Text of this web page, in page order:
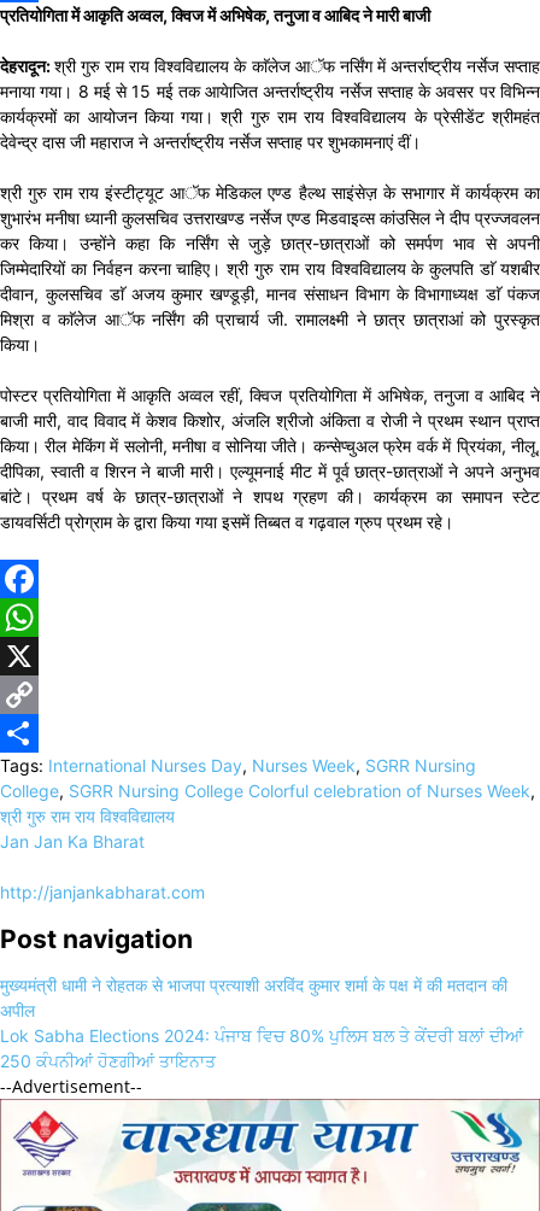
Link
Share
प्रतियोगिता में आकृति अव्वल, क्विज में अभिषेक, तनुजा व आबिद ने मारी बाजी
देहरादून:श्री गुरु राम राय विश्वविद्यालय के काॅलेज आॅफ नर्सिंग में अन्तर्राष्ट्रीय नर्सेज सप्ताह
मनाया गया। 8 मई से 15 मई तक आयेाजित अन्तर्राष्ट्रीय नर्सेज सप्ताह के अवसर पर विभिन्न
कार्यक्रमों का आयोजन किया गया। श्री गुरु राम राय विश्वविद्यालय के प्रेसीडेंट श्रीमहंत
देवेन्द्र दास जी महाराज ने अन्तर्राष्ट्रीय नर्सेज सप्ताह पर शुभकामनाएं दीं।
श्री गुरु राम राय इंस्टीट्यूट आॅफ मेडिकल एण्ड हैल्थ साइंसेज़ के सभागार में कार्यक्रम का
शुभारंभ मनीषा ध्यानी कुलसचिव उत्तराखण्ड नर्सेज एण्ड मिडवाइव्स कांउसिल ने दीप प्रज्जवलन
कर किया। उन्होंने कहा कि नर्सिंग से जुड़े छात्र-छात्राओं को समर्पण भाव से अपनी
जिम्मेदारियों का निर्वहन करना चाहिए। श्री गुरु राम राय विश्वविद्यालय के कुलपति डाॅ यशबीर
दीवान, कुलसचिव डाॅ अजय कुमार खण्डूड़ी, मानव संसाधन विभाग के विभागाध्यक्ष डाॅ पंकज
मिश्रा व काॅलेज आॅफ नर्सिंग की प्राचार्य जी. रामालक्ष्मी ने छात्र छात्राआं को पुरस्कृत
किया।
पोस्टर प्रतियोगिता में आकृति अव्वल रहीं, क्विज प्रतियोगिता में अभिषेक, तनुजा व आबिद ने
बाजी मारी, वाद विवाद में केशव किशोर, अंजलि श्रीजो अंकिता व रोजी ने प्रथम स्थान प्राप्त
किया। रील मेकिंग में सलोनी, मनीषा व सोनिया जीते। कन्सेप्चुअल फ्रेम वर्क में प्रियंका, नीलू,
दीपिका, स्वाती व शिरन ने बाजी मारी। एल्यूमनाई मीट में पूर्व छात्र-छात्राओं ने अपने अनुभव
बांटे। प्रथम वर्ष के छात्र-छात्राओं ने शपथ ग्रहण की। कार्यक्रम का समापन स्टेट
डायवर्सिटी प्रोग्राम के द्वारा किया गया इसमें तिब्बत व गढ़वाल ग्रुप प्रथम रहे।
Facebook
WhatsApp
X
Copy
Link
Share
Tags: International Nurses Day, Nurses Week, SGRR Nursing
College, SGRR Nursing College Colorful celebration of Nurses Week,
श्री गुरु राम राय विश्वविद्यालय
Jan Jan Ka Bharat
http://janjankabharat.com
Post navigation
मुख्यमंत्री धामी ने रोहतक से भाजपा प्रत्याशी अरविंद कुमार शर्मा के पक्ष में की मतदान की
अपील
Lok Sabha Elections 2024: ਪੰਜਾਬ ਵਿਚ 80% ਪੁਲਿਸ ਬਲ ਤੇ ਕੇਂਦਰੀ ਬਲਾਂ ਦੀਆਂ
250 ਕੰਪਨੀਆਂ ਹੋਣਗੀਆਂ ਤਾਇਨਾਤ
--Advertisement--